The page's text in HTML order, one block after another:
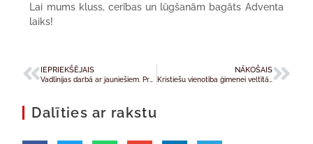
Lai mums kluss, cerības un lūgšanām bagāts Adventa
laiks!
IEPRIEKŠĒJAIS NĀKOŠAIS
Dalīties ar rakstu